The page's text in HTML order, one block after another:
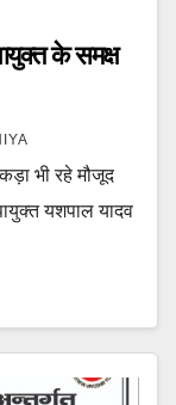
के समक्ष
भी रहे मौजूद
यशपाल यादव